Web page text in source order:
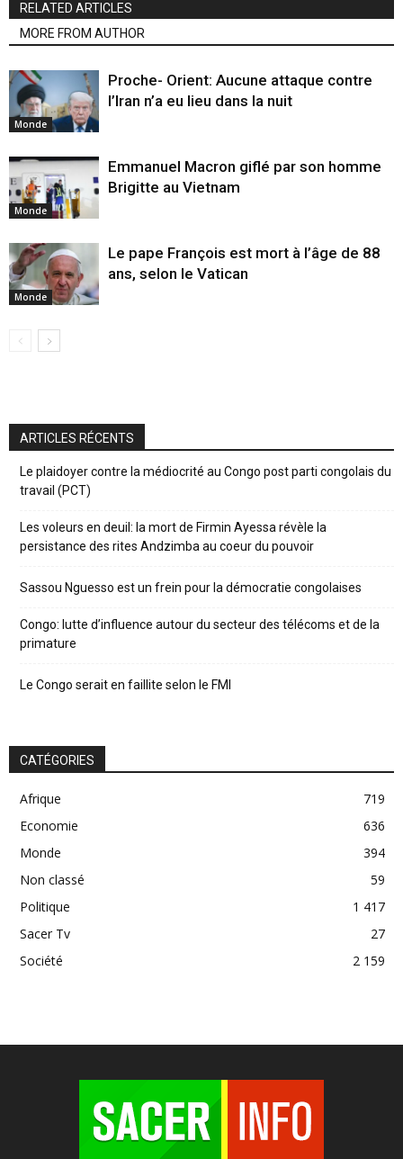
RELATED ARTICLES
MORE FROM AUTHOR
Monde
Proche- Orient: Aucune attaque contre
l’Iran n’a eu lieu dans la nuit
Monde
Emmanuel Macron giflé par son homme
Brigitte au Vietnam
Monde
Le pape François est mort à l’âge de 88
ans, selon le Vatican
ARTICLES RÉCENTS
Le plaidoyer contre la médiocrité au Congo post parti congolais du
travail (PCT)
Les voleurs en deuil: la mort de Firmin Ayessa révèle la
persistance des rites Andzimba au coeur du pouvoir
Sassou Nguesso est un frein pour la démocratie congolaises
Congo: lutte d’influence autour du secteur des télécoms et de la
primature
Le Congo serait en faillite selon le FMI
CATÉGORIES
Afrique
719
Economie
636
Monde
394
Non classé
59
Politique
1 417
Sacer Tv
27
Société
2 159